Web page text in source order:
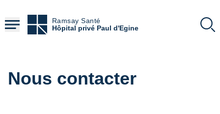
contenu
principal
Ramsay Santé
Hôpital privé Paul d'Egine
Nous contacter